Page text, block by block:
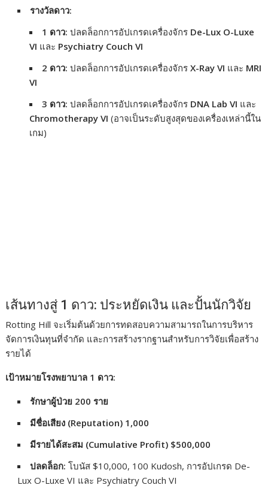
รางวัลดาว:
1 ดาว: ปลดล็อกการอัปเกรดเครื่องจักร De-Lux O-Luxe
VI และ Psychiatry Couch VI
2 ดาว: ปลดล็อกการอัปเกรดเครื่องจักรX-Ray VI และ MRI
VI
3 ดาว: ปลดล็อกการอัปเกรดเครื่องจักร DNA Lab VI และ
Chromotherapy VI (อาจเป็นระดับสูงสุดของเครื่องเหล่านี้ใน
เกม)
เส้นทางสู่ 1 ดาว: ประหยัดเงิน และปั้นนักวิจัย
Rotting Hill จะเริ่มต้นด้วยการทดสอบความสามารถในการบริหาร
จัดการเงินทุนที่จำกัด และการสร้างรากฐานสำหรับการวิจัยเพื่อสร้าง
รายได้
เป้าหมายโรงพยาบาล 1 ดาว:
รักษาผู้ป่วย 200 ราย
มีชื่อเสียง (Reputation) 1,000
มีรายได้สะสม (Cumulative Profit) $500,000
ปลดล็อก: โบนัส $10,000, 100 Kudosh, การอัปเกรด De-
Lux O-Luxe VI และ Psychiatry Couch VI